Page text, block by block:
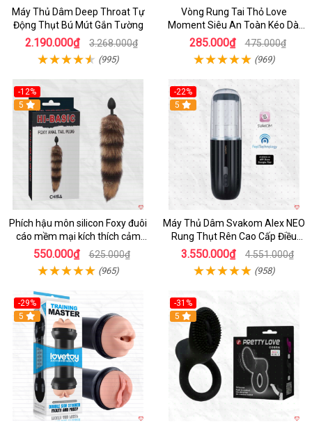
Máy Thủ Dâm Deep Throat Tự
Động Thụt Bú Mút Gắn Tường
2.190.000₫ 3.268.000₫
(995)
Vòng Rung Tai Thỏ Love
Moment Siêu An Toàn Kéo Dài
Thời Gian
285.000₫ 475.000₫
(969)
-12%
Hot
5
Phích hậu môn silicon Foxy đuôi
cáo mềm mại kích thích cảm
giác mới
550.000₫ 625.000₫
(965)
-22%
5
Máy Thủ Dâm Svakom Alex NEO
Rung Thụt Rên Cao Cấp Điều
Khiển App
3.550.000₫ 4.551.000₫
(958)
-29%
Hot
5
-31%
5